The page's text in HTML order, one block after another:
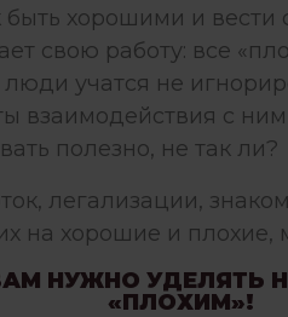
хорошими и вести
свою работу: все
учатся не
взаимодействия с
полезно, не так ли?
легализации,
на хорошие и
НУЖНО УДЕЛЯТЬ
«ПЛОХИМ»!